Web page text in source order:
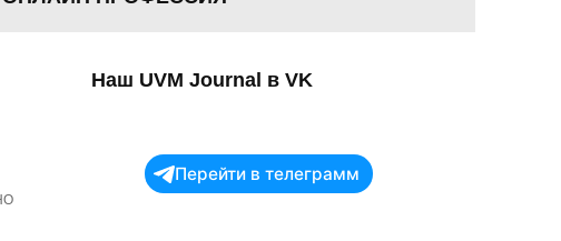
Наш UVM Journal в VK
Перейти в телеграмм